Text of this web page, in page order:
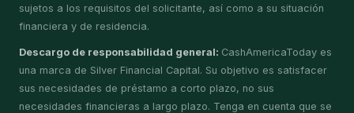
sujetos a los requisitos del solicitante, así como a su situación
financiera y de residencia.
Descargo de responsabilidad general: CashAmericaToday es
una marca de Silver Financial Capital. Su objetivo es satisfacer
sus necesidades de préstamo a corto plazo, no sus
necesidades financieras a largo plazo. Tenga en cuenta que se